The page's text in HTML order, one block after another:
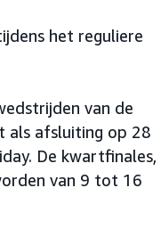
het reguliere
van de
als afsluiting op 28
De kwartfinales,
van 9 tot 16